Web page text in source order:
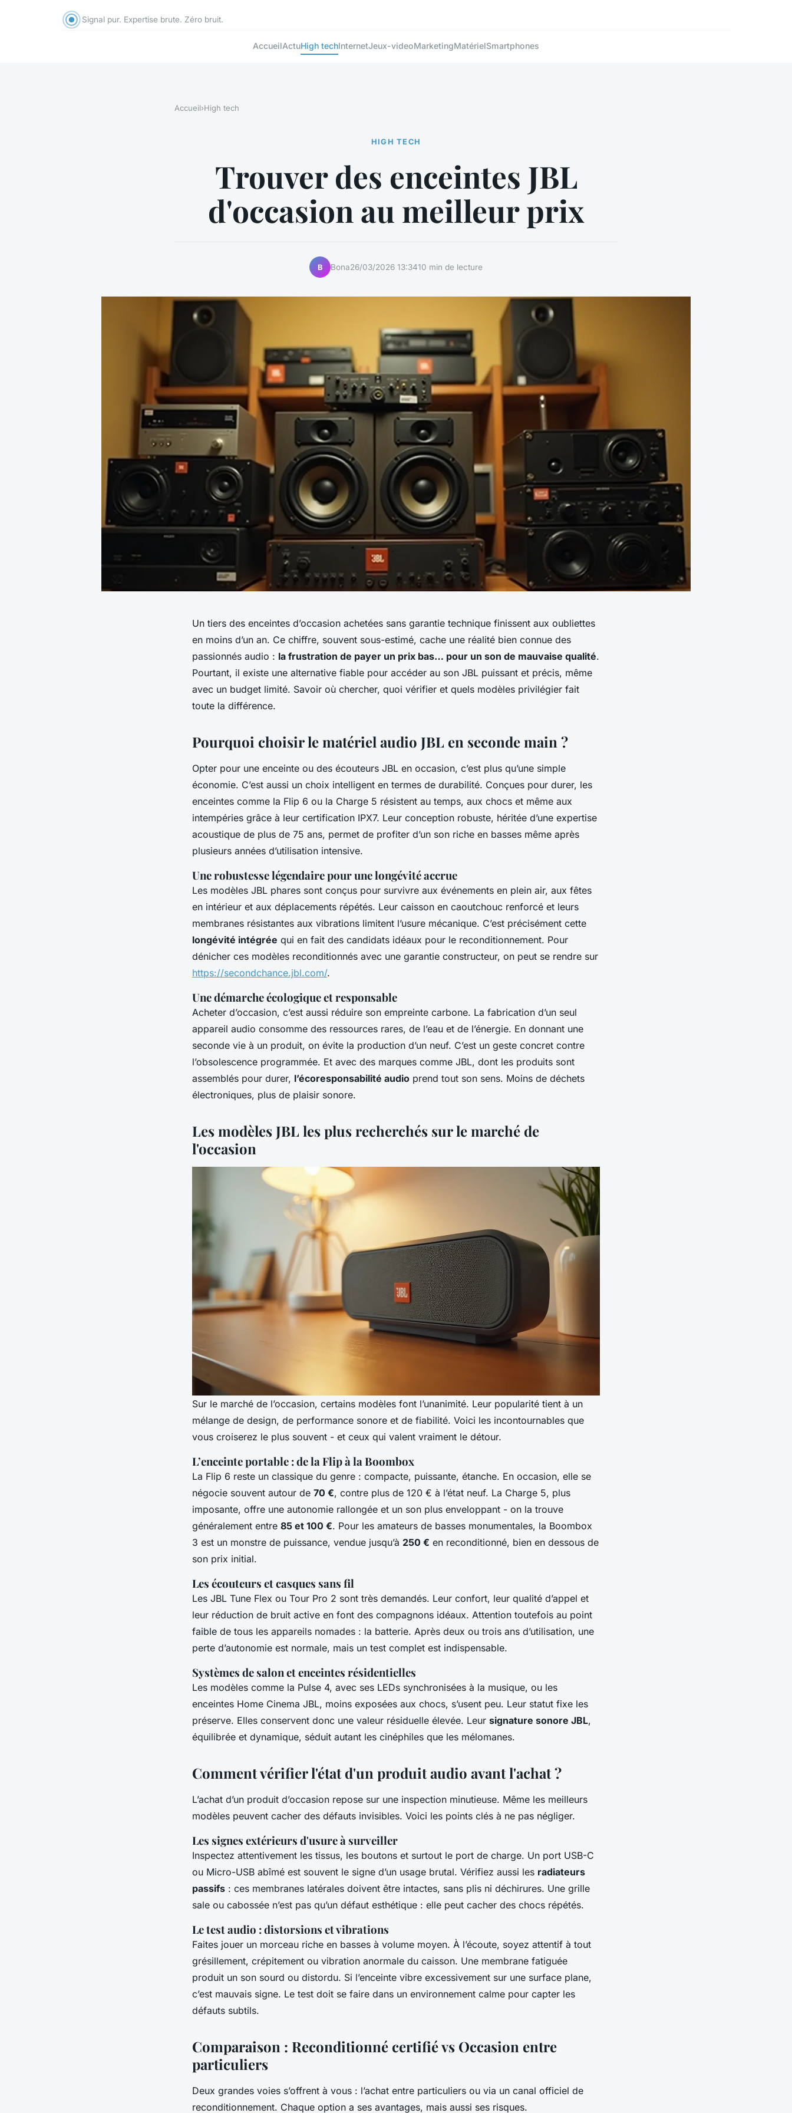
Signal pur. Expertise brute. Zéro bruit.
AccueilActuHigh techInternetJeux-videoMarketingMatérielSmartphones
Accueil›High tech
HIGH TECH
Trouver des enceintes JBL
d'occasion au meilleur prix
B Bona26/03/2026 13:3410 min de lecture
Un tiers des enceintes d’occasion achetées sans garantie technique finissent aux oubliettes
en moins d’un an. Ce chiffre, souvent sous-estimé, cache une réalité bien connue des
passionnés audio : la frustration de payer un prix bas… pour un son de mauvaise qualité.
Pourtant, il existe une alternative fiable pour accéder au son JBL puissant et précis, même
avec un budget limité. Savoir où chercher, quoi vérifier et quels modèles privilégier fait
toute la différence.
Pourquoi choisir le matériel audio JBL en seconde main ?
Opter pour une enceinte ou des écouteurs JBL en occasion, c’est plus qu’une simple
économie. C’est aussi un choix intelligent en termes de durabilité. Conçues pour durer, les
enceintes comme la Flip 6 ou la Charge 5 résistent au temps, aux chocs et même aux
intempéries grâce à leur certification IPX7. Leur conception robuste, héritée d’une expertise
acoustique de plus de 75 ans, permet de profiter d’un son riche en basses même après
plusieurs années d’utilisation intensive.
Une robustesse légendaire pour une longévité accrue
Les modèles JBL phares sont conçus pour survivre aux événements en plein air, aux fêtes
en intérieur et aux déplacements répétés. Leur caisson en caoutchouc renforcé et leurs
membranes résistantes aux vibrations limitent l’usure mécanique. C’est précisément cette
longévité intégrée qui en fait des candidats idéaux pour le reconditionnement. Pour
dénicher ces modèles reconditionnés avec une garantie constructeur, on peut se rendre sur
https://secondchance.jbl.com/.
Une démarche écologique et responsable
Acheter d’occasion, c’est aussi réduire son empreinte carbone. La fabrication d’un seul
appareil audio consomme des ressources rares, de l’eau et de l’énergie. En donnant une
seconde vie à un produit, on évite la production d’un neuf. C’est un geste concret contre
l’obsolescence programmée. Et avec des marques comme JBL, dont les produits sont
assemblés pour durer, l’écoresponsabilité audio prend tout son sens. Moins de déchets
électroniques, plus de plaisir sonore.
Les modèles JBL les plus recherchés sur le marché de
l'occasion
Sur le marché de l’occasion, certains modèles font l’unanimité. Leur popularité tient à un
mélange de design, de performance sonore et de fiabilité. Voici les incontournables que
vous croiserez le plus souvent - et ceux qui valent vraiment le détour.
L’enceinte portable : de la Flip à la Boombox
La Flip 6 reste un classique du genre : compacte, puissante, étanche. En occasion, elle se
négocie souvent autour de 70 €, contre plus de 120 € à l’état neuf. La Charge 5, plus
imposante, offre une autonomie rallongée et un son plus enveloppant - on la trouve
généralement entre 85 et 100 €. Pour les amateurs de basses monumentales, la Boombox
3 est un monstre de puissance, vendue jusqu’à 250 € en reconditionné, bien en dessous de
son prix initial.
Les écouteurs et casques sans fil
Les JBL Tune Flex ou Tour Pro 2 sont très demandés. Leur confort, leur qualité d’appel et
leur réduction de bruit active en font des compagnons idéaux. Attention toutefois au point
faible de tous les appareils nomades : la batterie. Après deux ou trois ans d’utilisation, une
perte d’autonomie est normale, mais un test complet est indispensable.
Systèmes de salon et enceintes résidentielles
Les modèles comme la Pulse 4, avec ses LEDs synchronisées à la musique, ou les
enceintes Home Cinema JBL, moins exposées aux chocs, s’usent peu. Leur statut fixe les
préserve. Elles conservent donc une valeur résiduelle élevée. Leur signature sonore JBL,
équilibrée et dynamique, séduit autant les cinéphiles que les mélomanes.
Comment vérifier l'état d'un produit audio avant l'achat ?
L’achat d’un produit d’occasion repose sur une inspection minutieuse. Même les meilleurs
modèles peuvent cacher des défauts invisibles. Voici les points clés à ne pas négliger.
Les signes extérieurs d'usure à surveiller
Inspectez attentivement les tissus, les boutons et surtout le port de charge. Un port USB-C
ou Micro-USB abîmé est souvent le signe d’un usage brutal. Vérifiez aussi les radiateurs
passifs : ces membranes latérales doivent être intactes, sans plis ni déchirures. Une grille
sale ou cabossée n’est pas qu’un défaut esthétique : elle peut cacher des chocs répétés.
Le test audio : distorsions et vibrations
Faites jouer un morceau riche en basses à volume moyen. À l’écoute, soyez attentif à tout
grésillement, crépitement ou vibration anormale du caisson. Une membrane fatiguée
produit un son sourd ou distordu. Si l’enceinte vibre excessivement sur une surface plane,
c’est mauvais signe. Le test doit se faire dans un environnement calme pour capter les
défauts subtils.
Comparaison : Reconditionné certifié vs Occasion entre
particuliers
Deux grandes voies s’offrent à vous : l’achat entre particuliers ou via un canal officiel de
reconditionnement. Chaque option a ses avantages, mais aussi ses risques.